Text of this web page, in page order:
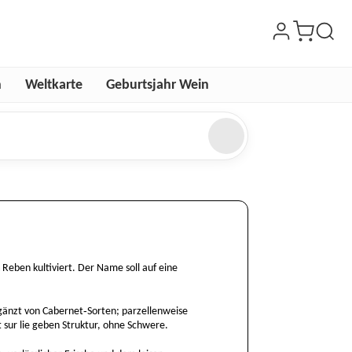
Weltkarte Geburtsjahr Wein
kultiviert. Der Name soll auf eine
von Cabernet‑Sorten; parzellenweise
lie geben Struktur, ohne Schwere.